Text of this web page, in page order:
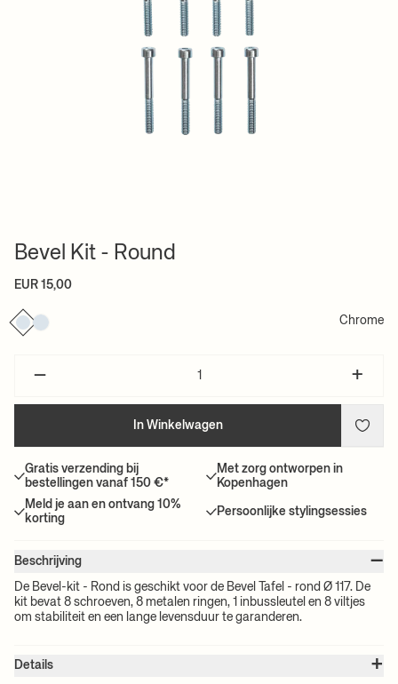
Bevel Kit - Round
EUR 15,00
Chrome
– +
In Winkelwagen
Gratis verzending bij
bestellingen vanaf 150 €*
Met zorg ontworpen in
Kopenhagen
Meld je aan en ontvang 10%
korting
Persoonlijke stylingsessies
Beschrijving –
De Bevel-kit - Rond is geschikt voor de Bevel Tafel - rond Ø 117. De
kit bevat 8 schroeven, 8 metalen ringen, 1 inbussleutel en 8 viltjes
om stabiliteit en een lange levensduur te garanderen.
Details +